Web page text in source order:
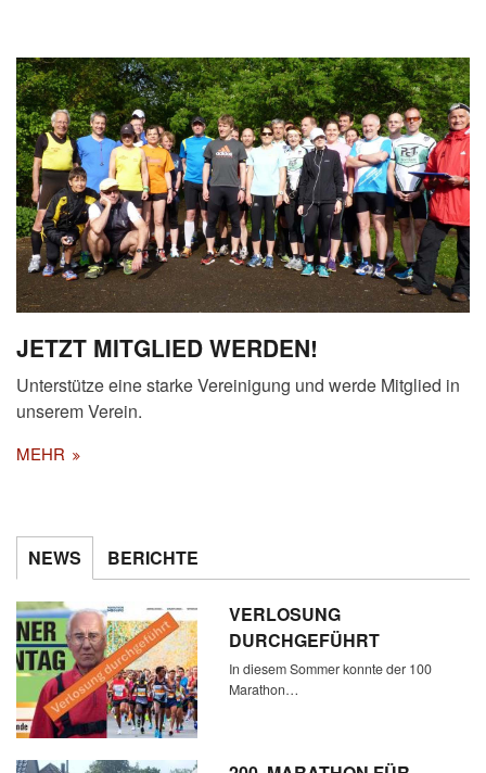
JETZT MITGLIED WERDEN!
Unterstütze eine starke Vereinigung und werde Mitglied in
unserem Verein.
MEHR
NEWS BERICHTE
VERLOSUNG
DURCHGEFÜHRT
In diesem Sommer konnte der 100
Marathon…